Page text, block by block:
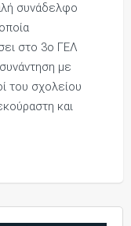
συνάδελφο
στο 3ο ΓΕΛ
με
του σχολείου
και